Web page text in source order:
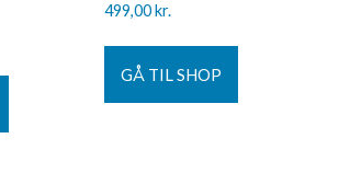
499,00kr.
GÅ TIL SHOP